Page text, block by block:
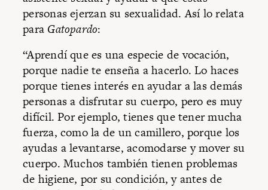
personas ejerzan su sexualidad. Así lo relata
para Gatopardo:
“Aprendí que es una especie de vocación,
porque nadie te enseña a hacerlo. Lo haces
porque tienes interés en ayudar a las demás
personas a disfrutar su cuerpo, pero es muy
difícil. Por ejemplo, tienes que tener mucha
fuerza, como la de un camillero, porque los
ayudas a levantarse, acomodarse y mover su
cuerpo. Muchos también tienen problemas
de higiene, por su condición, y antes de